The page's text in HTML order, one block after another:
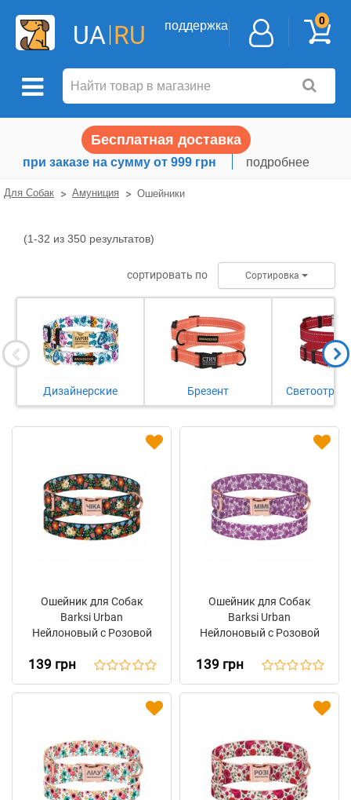
UA RU поддержка 0
Бесплатная доставка
при заказе на сумму от 999 грн подробнее
Для Собак Амуниция Ошейники
Дизайнерские Брезент
Ошейники
(1-32 из 350 результатов)
сортировать по Сортировка
Ошейник для Собак
Barksi Urban
Нейлоновый с Розовой
Пряжкой Цветы Черный
139 грн
Ошейник для Собак
Barksi Urban
Нейлоновый с Розовой
Пряжкой Цветы
139 грн